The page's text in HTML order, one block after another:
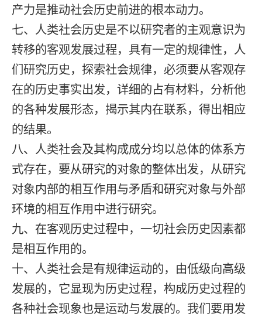
产力是推动社会历史前进的根本动力。
七、人类社会历史是不以研究者的主观意识为
转移的客观发展过程，具有一定的规律性，人
们研究历史，探索社会规律，必须要从客观存
在的历史事实出发，详细的占有材料，分析他
的各种发展形态，揭示其内在联系，得出相应
的结果。
八、人类社会及其构成成分均以总体的体系方
式存在，要从研究的对象的整体出发，从研究
对象内部的相互作用与矛盾和研究对象与外部
环境的相互作用中进行研究。
九、在客观历史过程中，一切社会历史因素都
是相互作用的。
十、人类社会是有规律运动的，由低级向高级
发展的，它显现为历史过程，构成历史过程的
各种社会现象也是运动与发展的。我们要用发